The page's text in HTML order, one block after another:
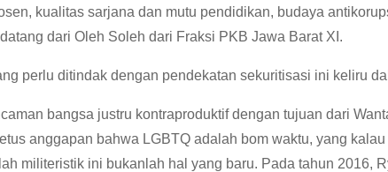
kualitas sarjana dan mutu pendidikan, budaya
dari Oleh Soleh dari Fraksi PKB Jawa Barat XI.
perlu ditindak dengan pendekatan sekuritisasi ini keliru
bangsa justru kontraproduktif dengan tujuan dari
anggapan bahwa LGBTQ adalah bom waktu, yang
militeristik ini bukanlah hal yang baru. Pada tahun 2016,